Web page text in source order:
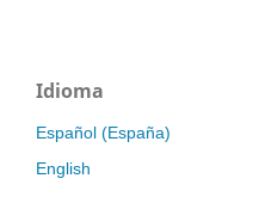
Idioma
Español (España)
English